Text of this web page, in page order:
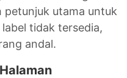
petunjuk utama untuk
tidak tersedia,
andal.